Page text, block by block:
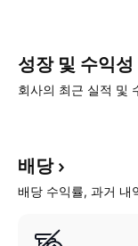
성장 및 수익성
회사의 최근 실적 및
배당
배당 수익률, 과거 내